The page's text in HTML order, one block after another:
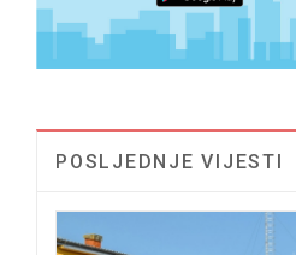
POSLJEDNJE VIJESTI